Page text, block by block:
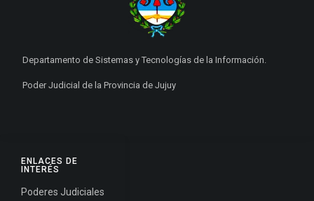
ENLACES DE
INTERÉS
Poderes Judiciales
Departamento de Sistemas y Tecnologías de la Información.
Poder Judicial de la Provincia de Jujuy